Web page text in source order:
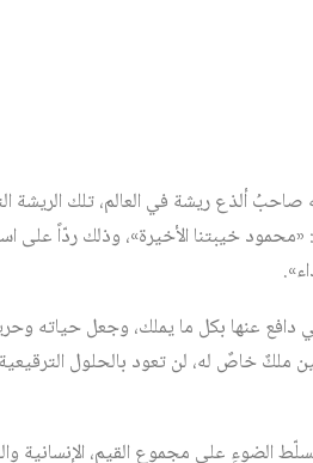
صاحبُ ألذع ريشة في العالم، تلك الريشة
«محمود خيبتنا الأخيرة»، وذلك ردّاً
دافع عنها بكل ما يملك، وجعل حياته
له، لن تعود بالحلول الترقيعية،
الضوءِ على مجموع القيم، الإنسانية